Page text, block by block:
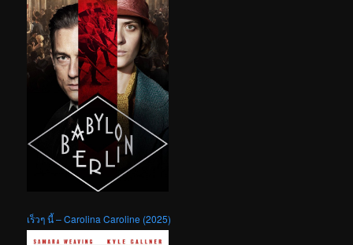
เร็วๆ นี้ – Carolina Caroline (2025)